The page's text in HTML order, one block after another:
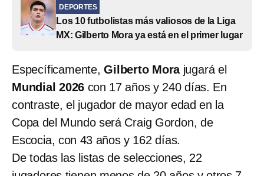
DEPORTES
Los 10 futbolistas más valiosos de la Liga
MX: Gilberto Mora ya está en el primer lugar
Específicamente,Gilberto Morajugará el
Mundial 2026 con 17 años y 240 días. En
contraste, el jugador de mayor edad en la
Copa del Mundo será Craig Gordon, de
Escocia, con 43 años y 162 días.
De todas las listas de selecciones, 22